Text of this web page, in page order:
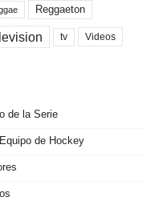
Reggaeton
tv Videos
de la Serie
de Hockey